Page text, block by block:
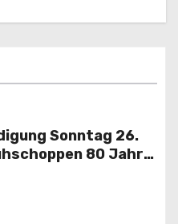
Sonntag 26.
80 Jahre